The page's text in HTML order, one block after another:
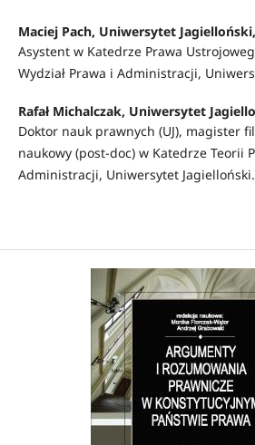
Maciej Pach, Uniwersytet
Asystent w Katedrze Prawa
Wydział Prawa i Administracji,
Rafał Michalczak, Uniwersytet
Doktor nauk prawnych (UJ), magister
naukowy (post-doc) w Katedrze Teorii
Administracji, Uniwersytet Jagielloński.